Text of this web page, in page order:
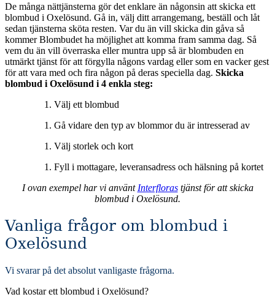
De många nättjänsterna gör det enklare än någonsin att skicka ett
blombud i Oxelösund. Gå in, välj ditt arrangemang, beställ och låt
sedan tjänsterna sköta resten. Var du än vill skicka din gåva så
kommer Blombudet ha möjlighet att komma fram samma dag. Så
vem du än vill överraska eller muntra upp så är blombuden en
utmärkt tjänst för att förgylla någons vardag eller som en vacker gest
för att vara med och fira någon på deras speciella dag. Skicka
blombud i Oxelösund i 4 enkla steg:
Välj ett blombud
Gå vidare den typ av blommor du är intresserad av
Välj storlek och kort
Fyll i mottagare, leveransadress och hälsning på kortet
I ovan exempel har vi använt Interflorastjänst för att skicka
blombud i Oxelösund.
Vanliga frågor om blombud i
Oxelösund
Vi svarar på det absolut vanligaste frågorna.
Vad kostar ett blombud i Oxelösund?